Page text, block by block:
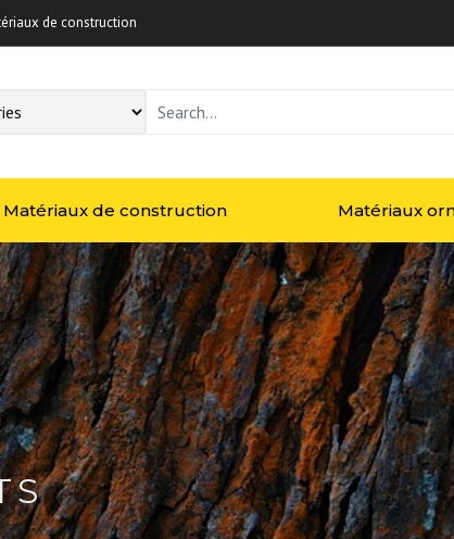
de construction
Matériaux de construction Matériaux